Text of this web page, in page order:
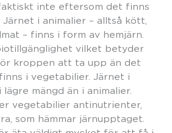
inte eftersom det finns
i animalier – alltså kött,
– finns i form av hemjärn.
vilket betyder
kroppen att ta upp än det
i vegetabilier. Järnet i
mängd än i animalier.
vegetabilier antinutrienter,
som hämmar järnupptaget.